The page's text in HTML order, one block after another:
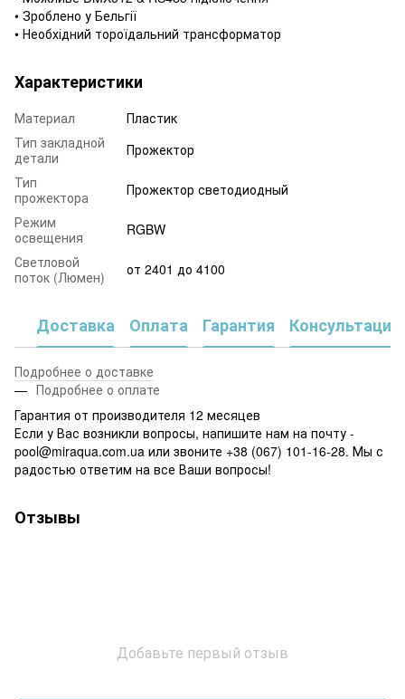
• Зроблено у Бельгії
• Необхідний тороїдальний трансформатор
Характеристики
Материал
Пластик
Тип закладной
детали
Прожектор
Тип
прожектора
Прожектор светодиодный
Режим
освещения
RGBW
Светловой
поток (Люмен)
от 2401 до 4100
Доставка Оплата Гарантия Консультация
Подробнее о доставке
Подробнее о оплате
Гарантия от производителя 12 месяцев
Если у Вас возникли вопросы, напишите нам на почту -
pool@miraqua.com.ua или звоните +38 (067) 101-16-28. Мы с
радостью ответим на все Ваши вопросы!
Отзывы
Добавьте первый отзыв